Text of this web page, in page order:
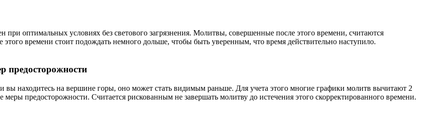
оптимальных условиях без светового загрязнения. Молитвы, совершенные после этого времени, считаются
времени стоит подождать немного дольше, чтобы быть уверенным, что время действительно наступило.
предосторожности
вы находитесь на вершине горы, оно может стать видимым раньше. Для учета этого многие графики молитв вычитают 2
предосторожности. Считается рискованным не завершать молитву до истечения этого скорректированного времени.